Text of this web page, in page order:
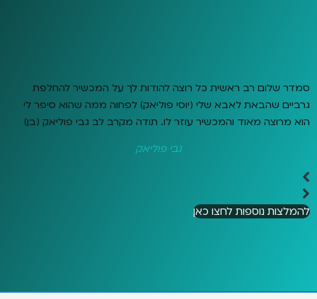
סמדר שלום רב ראשית כל רוצה להודות לך על המכשיר להחלפת
גרביים שהבאת לאבא שלי (יוסי פוליאק) לפחוה ממה שהוא סיפר לי
הוא מרוצה מאוד והמכשיר עוזר לו. תודה מקרב לב גבי פוליאק (בן)
גבי פוליאק
להמלצות נוספות לחצו כאן